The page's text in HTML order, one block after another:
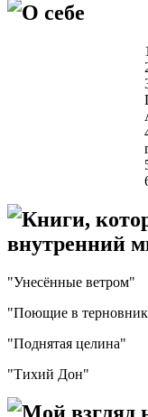
О себе
Книги,
внутренний
"Унесённые ветром"
"Поющие в
"Поднятая целина"
"Тихий Дон"
Мой взгляд